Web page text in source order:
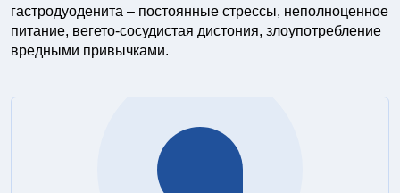
гастродуоденита – постоянные стрессы, неполноценное
питание, вегето-сосудистая дистония, злоупотребление
вредными привычками.